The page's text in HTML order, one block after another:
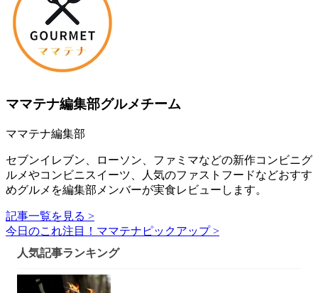
ママテナ編集部グルメチーム
ママテナ編集部
セブンイレブン、ローソン、ファミマなどの新作コンビニグ
ルメやコンビニスイーツ、人気のファストフードなどおすす
めグルメを編集部メンバーが実食レビューします。
記事一覧を見る >
今日のこれ注目！ママテナピックアップ >
人気記事ランキング